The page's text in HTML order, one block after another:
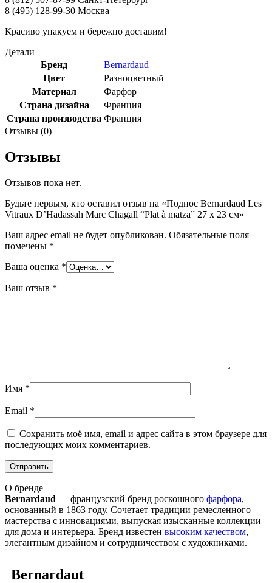
8 (495) 128-99-30 Москва
Красиво упакуем и бережно доставим!
Детали
Бренд
Bernardaud
Цвет
Разноцветный
Материал
Фарфор
Страна дизайна
Франция
Страна производства Франция
Отзывы (0)
Отзывы
Отзывов пока нет.
Будьте первым, кто оставил отзыв на «Поднос Bernardaud Les
Vitraux D’Hadassah Marc Chagall “Plat à matza” 27 х 23 см»
Ваш адрес email не будет опубликован. Обязательные поля
помечены *
Ваша оценка *
Ваш отзыв *
Имя *
Email *
Сохранить моё имя, email и адрес сайта в этом браузере для
последующих моих комментариев.
О бренде
Bernardaud — французский бренд роскошного фарфора,
основанный в 1863 году. Сочетает традиции ремесленного
мастерства с инновациями, выпуская изысканные коллекции
для дома и интерьера. Бренд известен высоким качеством,
элегантным дизайном и сотрудничеством с художниками.
Bernardaut